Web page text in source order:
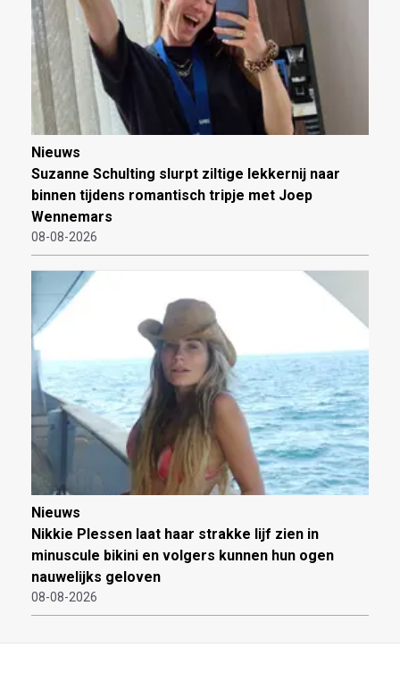
Nieuws
Suzanne Schulting slurpt ziltige lekkernij naar
binnen tijdens romantisch tripje met Joep
Wennemars
08-08-2026
Nieuws
Nikkie Plessen laat haar strakke lijf zien in
minuscule bikini en volgers kunnen hun ogen
nauwelijks geloven
08-08-2026